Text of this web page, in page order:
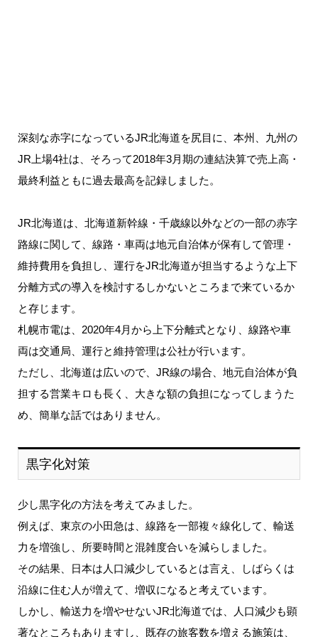
深刻な赤字になっているJR北海道を尻目に、本州、九州の
JR上場4社は、そろって2018年3月期の連結決算で売上高・
最終利益ともに過去最高を記録しました。
JR北海道は、北海道新幹線・千歳線以外などの一部の赤字
路線に関して、線路・車両は地元自治体が保有して管理・
維持費用を負担し、運行をJR北海道が担当するような上下
分離方式の導入を検討するしかないところまで来ているか
と存じます。
札幌市電は、2020年4月から上下分離式となり、線路や車
両は交通局、運行と維持管理は公社が行います。
ただし、北海道は広いので、JR線の場合、地元自治体が負
担する営業キロも長く、大きな額の負担になってしまうた
め、簡単な話ではありません。
黒字化対策
少し黒字化の方法を考えてみました。
例えば、東京の小田急は、線路を一部複々線化して、輸送
力を増強し、所要時間と混雑度合いを減らしました。
その結果、日本は人口減少しているとは言え、しばらくは
沿線に住む人が増えて、増収になると考えています。
しかし、輸送力を増やせないJR北海道では、人口減少も顕
著なところもありますし、既存の旅客数を増える施策は、